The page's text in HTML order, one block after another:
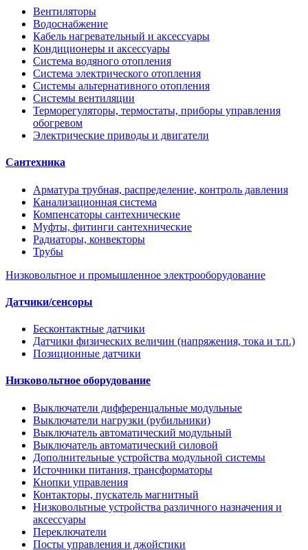
Вентиляторы
Водоснабжение
Кабель нагревательный и аксессуары
Кондиционеры и аксессуары
Система водяного отопления
Система электрического отопления
Системы альтернативного отопления
Системы вентиляции
Терморегуляторы, термостаты, приборы управления
обогревом
Электрические приводы и двигатели
Сантехника
Арматура трубная, распределение, контроль давления
Канализационная система
Компенсаторы сантехнические
Муфты, фитинги сантехнические
Радиаторы, конвекторы
Трубы
Низковольтное и промышленное электрооборудование
Датчики/сенсоры
Бесконтактные датчики
Датчики физических величин (напряжения, тока и т.п.)
Позиционные датчики
Низковольтное оборудование
Выключатели дифференцальные модульные
Выключатели нагрузки (рубильники)
Выключатель автоматический модульный
Выключатель автоматический силовой
Дополнительные устройства модульной системы
Источники питания, трансформаторы
Кнопки управления
Контакторы, пускатель магнитный
Низковольтные устройства различного назначения и
аксессуары
Переключатели
Посты управления и джойстики